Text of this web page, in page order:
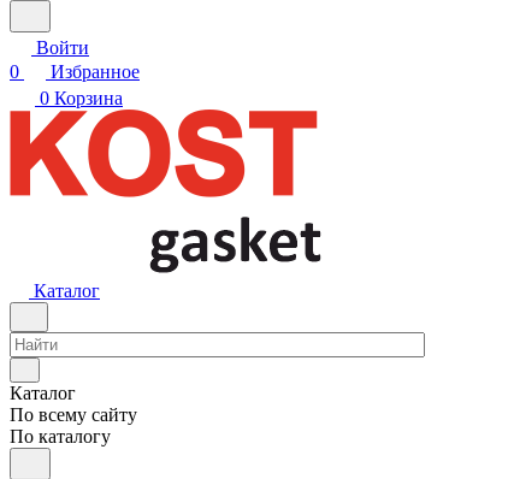
Войти
0
Избранное
0 Корзина
Каталог
Каталог
По всему сайту
По каталогу